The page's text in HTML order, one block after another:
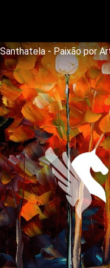
Santhatela - Paixão por